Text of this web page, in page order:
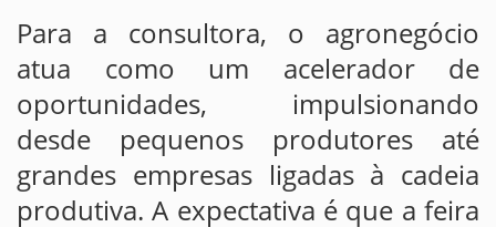
Para a consultora, o agronegócio
atua como um acelerador de
oportunidades, impulsionando
desde pequenos produtores até
grandes empresas ligadas à cadeia
produtiva. A expectativa é que a feira